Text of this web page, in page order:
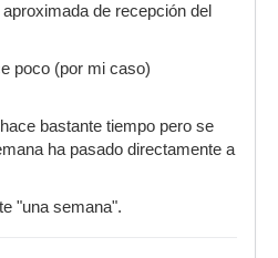
de recepción del
poco (por mi caso)
bastante tiempo pero se
ha pasado directamente a
"una semana".